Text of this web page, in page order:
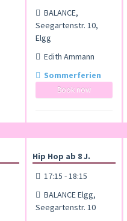
BALANCE,
Seegartenstr. 10,
Elgg
Edith Ammann
Sommerferien
Book now
Hip Hop ab 8 J.
17:15 - 18:15
BALANCE Elgg,
Seegartenstr. 10